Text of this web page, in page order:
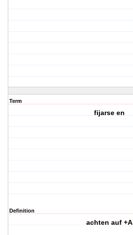
Term
fijarse en
Definition
achten auf +A